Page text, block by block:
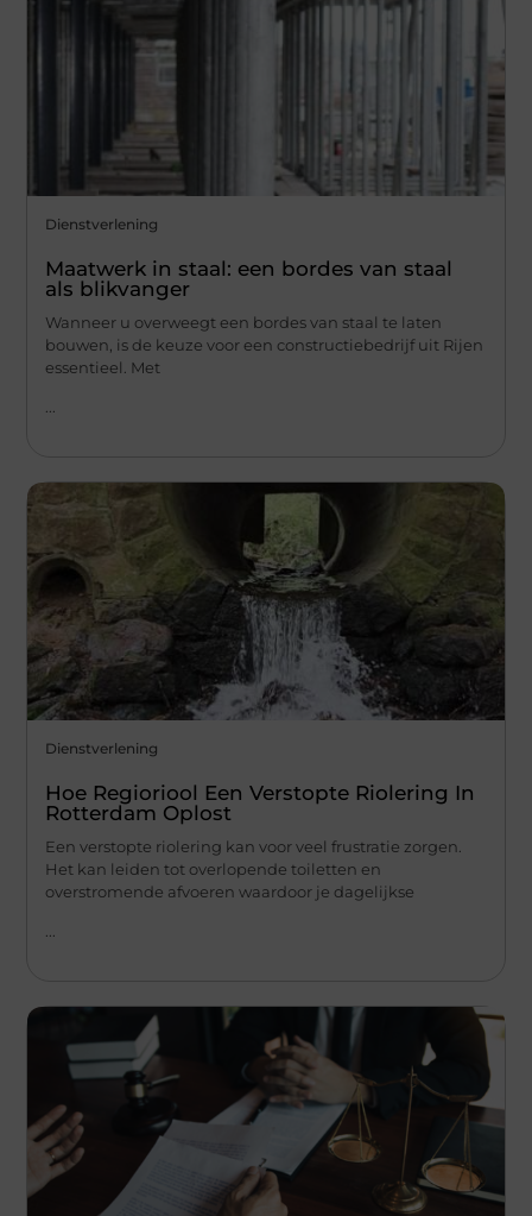
Dienstverlening
Maatwerk in staal: een bordes van staal
als blikvanger
Wanneer u overweegt een bordes van staal te laten
bouwen, is de keuze voor een constructiebedrijf uit Rijen
essentieel. Met
Dienstverlening
Hoe Regioriool Een Verstopte Riolering In
Rotterdam Oplost
Een verstopte riolering kan voor veel frustratie zorgen.
Het kan leiden tot overlopende toiletten en
overstromende afvoeren waardoor je dagelijkse
...